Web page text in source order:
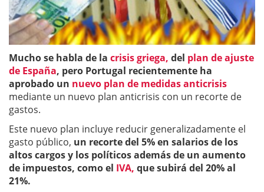
Mucho se habla de la crisis griega, del plan de ajuste
de España, pero Portugal recientemente ha
aprobado un nuevo plan de medidas anticrisis
mediante un nuevo plan anticrisis con un recorte de
gastos.
Este nuevo plan incluye reducir generalizadamente el
gasto público, un recorte del 5% en salarios de los
altos cargos y los políticos además de un aumento
de impuestos, como el IVA, que subirá del 20% al
21%.